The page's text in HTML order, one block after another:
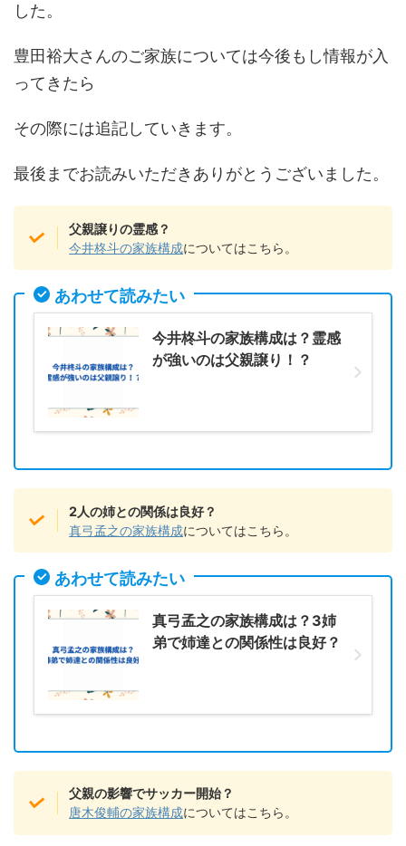
した。
豊田裕大さんのご家族については今後もし情報が入
ってきたら
その際には追記していきます。
最後までお読みいただきありがとうございました。
父親譲りの霊感？
今井柊斗の家族構成についてはこちら。
あわせて読みたい
今井柊斗の家族構成は？霊感
が強いのは父親譲り！？
2人の姉との関係は良好？
真弓孟之の家族構成についてはこちら。
あわせて読みたい
真弓孟之の家族構成は？3姉
弟で姉達との関係性は良好？
父親の影響でサッカー開始？
唐木俊輔の家族構成についてはこちら。